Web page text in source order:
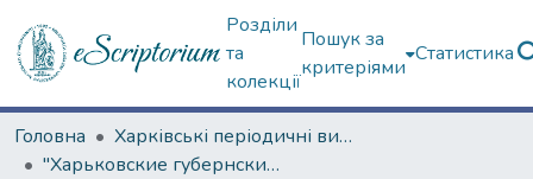
Розділи
та
колекції
Пошук за
критеріями
Статистика
Головна
Харківські періодичні видання
"Харьковские губернские ведомости" (1838–1915 гг.)